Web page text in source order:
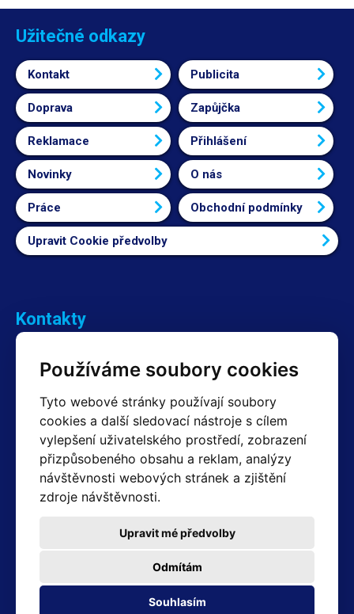
Používáme soubory cookies
Tyto webové stránky používají soubory
cookies a další sledovací nástroje s cílem
vylepšení uživatelského prostředí, zobrazení
přizpůsobeného obsahu a reklam, analýzy
návštěvnosti webových stránek a zjištění
zdroje návštěvnosti.
Souhlasím
Odmítám
Upravit mé předvolby
Užitečné odkazy
Kontakt Publicita
Doprava Zapůjčka
Reklamace Přihlášení
Novinky O nás
Práce Obchodní podmínky
Upravit Cookie předvolby
Kontakty
+420 603 357 606 +420 605 234 204
Fakturační a expediční oddělení
+420 605 259 759 (Po–Pá: 7:30 – 15:00)
Technické oddělení
+420 603 355 085 (Po–Pá: 8:00 – 16:00)
servis@hotair.cz
Platba jen v hotovosti
Adresa prodejny